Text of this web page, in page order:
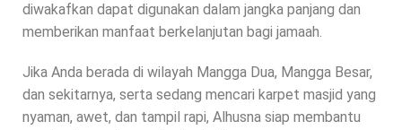
diwakafkan dapat digunakan dalam jangka panjang dan
memberikan manfaat berkelanjutan bagi jamaah.
Jika Anda berada di wilayah Mangga Dua, Mangga Besar,
dan sekitarnya, serta sedang mencari karpet masjid yang
nyaman, awet, dan tampil rapi, Alhusna siap membantu